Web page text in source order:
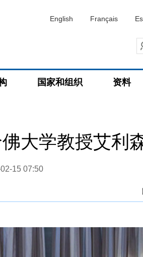
English Français
国家和组织 资料
大学教授艾利
15 07:50